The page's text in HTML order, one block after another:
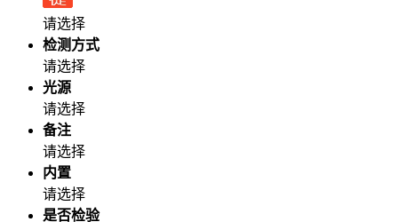
请选择
检测方式
请选择
光源
请选择
备注
请选择
内置
请选择
是否检验